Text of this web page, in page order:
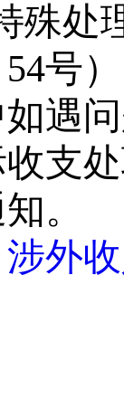
殊处
54号
遇
支
。
外